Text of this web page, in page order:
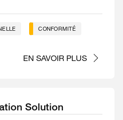
CONFORMITÉ
EN SAVOIR PLUS
Solution